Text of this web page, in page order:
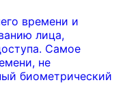
времени и
лица,
Самое
не
биометрический